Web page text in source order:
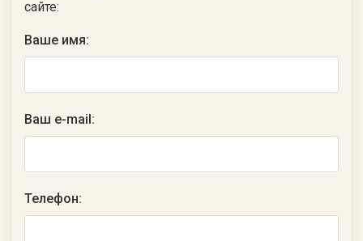
сайте:
Ваше имя:
Ваш e-mail:
Телефон: